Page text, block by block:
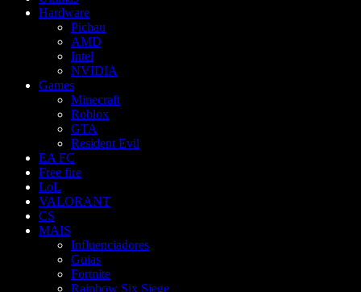
Hardware
Pichau
AMD
Intel
NVIDIA
Games
Minecraft
Roblox
GTA
Resident Evil
EA FC
Free fire
LoL
VALORANT
CS
MAIS
Influenciadores
Guias
Fortnite
Rainbow Six Siege